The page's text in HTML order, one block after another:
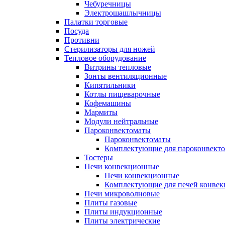
Чебуречницы
Электрошашлычницы
Палатки торговые
Посуда
Противни
Стерилизаторы для ножей
Тепловое оборудование
Витрины тепловые
Зонты вентиляционные
Кипятильники
Котлы пищеварочные
Кофемашины
Мармиты
Модули нейтральные
Пароконвектоматы
Пароконвектоматы
Комплектующие для
Тостеры
Печи конвекционные
Печи конвекционные
Комплектующие для печей
Печи микроволновые
Плиты газовые
Плиты индукционные
Плиты электрические